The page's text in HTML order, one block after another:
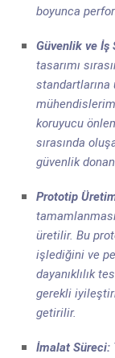
boyunca
Güvenlik ve İş
tasarımı
standartlarına
koruyucu
sırasında
güvenlik
Prototip
üretilir. Bu
işlediğini ve
dayanıklılık
gerekli
getirilir.
İmalat Süreci: